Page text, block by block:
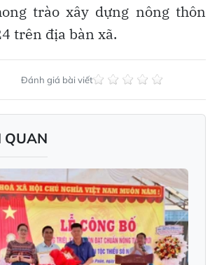
trào xây dựng nông thôn
trên địa bàn xã.
Đánh giá bài viết
QUAN